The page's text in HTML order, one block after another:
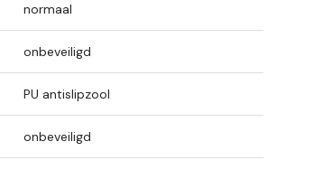
normaal
onbeveiligd
PU antislipzool
onbeveiligd